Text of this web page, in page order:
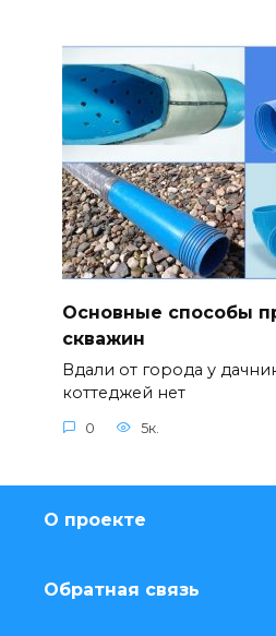
Основные способы
скважин
Вдали от города у
коттеджей нет
0 5к.
О проекте
Обратная связь